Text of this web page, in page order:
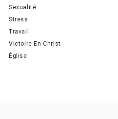
Sexualité
Stress
Travail
Victoire En Christ
Église